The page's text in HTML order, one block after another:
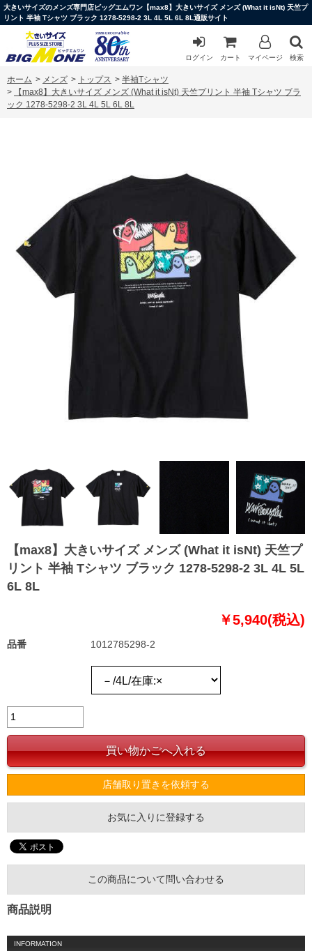
大きいサイズのメンズ専門店ビッグエムワン【max8】大きいサイズ メンズ (What it isNt) 天竺プ
リント 半袖 Tシャツ ブラック 1278-5298-2 3L 4L 5L 6L 8L通販サイト
ログイン カート マイページ 検索
ホーム > メンズ > トップス > 半袖Tシャツ
>
【max8】大きいサイズ メンズ (What it isNt) 天竺プリント 半袖 Tシャツ ブラ
ック 1278-5298-2 3L 4L 5L 6L 8L
【max8】大きいサイズ メンズ (What it isNt) 天竺プ
リント 半袖 Tシャツ ブラック 1278-5298-2 3L 4L 5L
6L 8L
￥5,940(税込)
品番 1012785298-2
店舗取り置きを依頼する
お気に入りに登録する
この商品について問い合わせる
商品説明
INFORMATION